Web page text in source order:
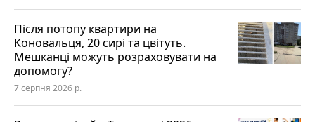
Після потопу квартири на
Коновальця, 20 сирі та цвітуть.
Мешканці можуть розраховувати на
допомогу?
7 серпня 2026 р.